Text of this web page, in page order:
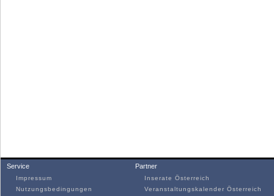
Service
Impressum
Nutzungsbedingungen
Partner
Inserate Österreich
Veranstaltungskalender Österreich